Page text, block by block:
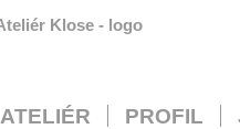
ATELIÉR PROFIL